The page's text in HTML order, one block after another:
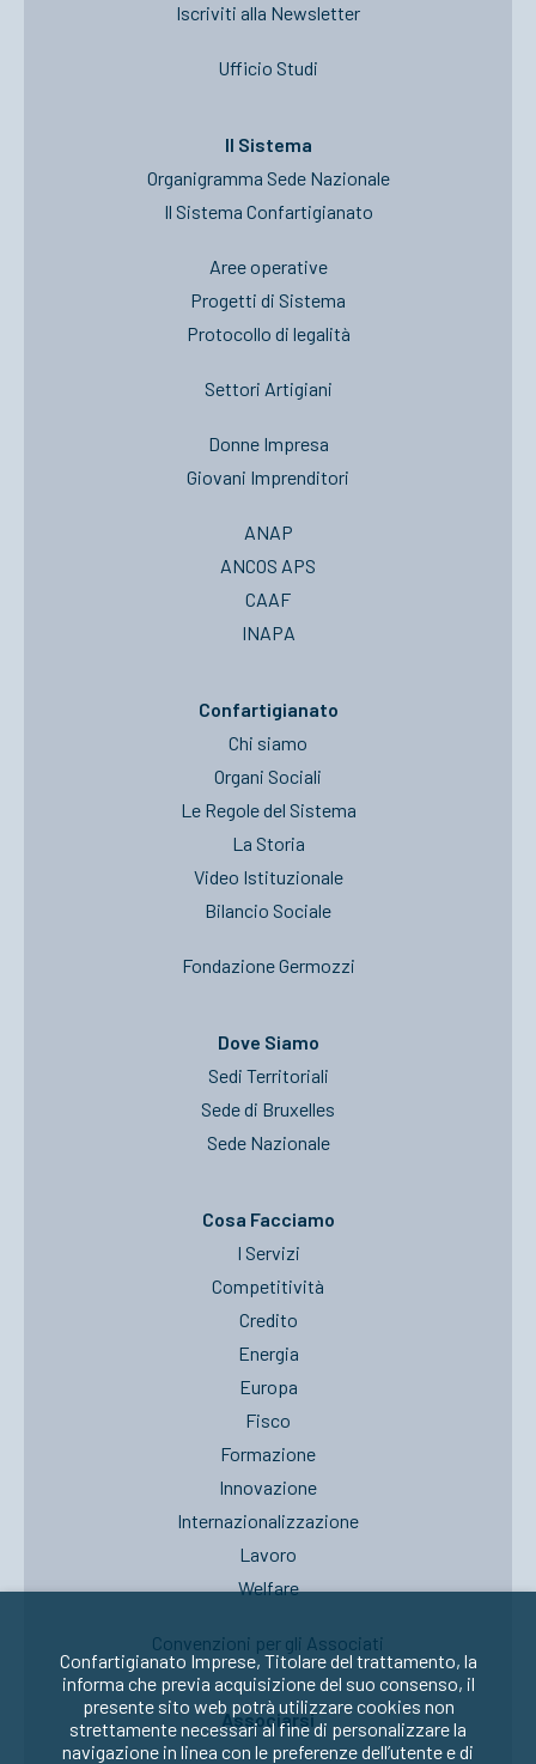
Iscriviti alla Newsletter
Ufficio Studi
Il Sistema
Organigramma Sede Nazionale
Il Sistema Confartigianato
Aree operative
Progetti di Sistema
Protocollo di legalità
Settori Artigiani
Donne Impresa
Giovani Imprenditori
ANAP
ANCOS APS
CAAF
INAPA
Confartigianato
Chi siamo
Organi Sociali
Le Regole del Sistema
La Storia
Video Istituzionale
Bilancio Sociale
Fondazione Germozzi
Dove Siamo
Sedi Territoriali
Sede di Bruxelles
Sede Nazionale
Cosa Facciamo
I Servizi
Competitività
Credito
Energia
Europa
Fisco
Formazione
Innovazione
Internazionalizzazione
Lavoro
Welfare
Convenzioni per gli Associati
Associarsi
Confartigianato Imprese, Titolare del trattamento, la
informa che previa acquisizione del suo consenso, il
presente sito web potrà utilizzare cookies non
strettamente necessari al fine di personalizzare la
navigazione in linea con le preferenze dell’utente e di